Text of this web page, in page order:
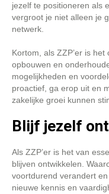
jezelf te positioneren als
vergroot je niet alleen je
netwerk.
Kortom, als ZZP’er is
opbouwen en
mogelijkheden en
proactief, ga erop uit en
zakelijke groei kunnen
Blijf jezelf
Als ZZP’er is het van
blijven ontwikkelen.
voortdurend verandert
nieuwe kennis en